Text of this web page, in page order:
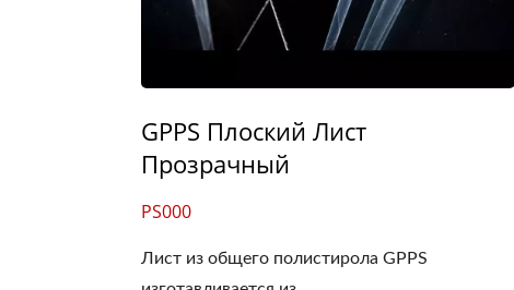
GPPS Плоский Лист
Прозрачный
PS000
Лист из общего полистирола GPPS